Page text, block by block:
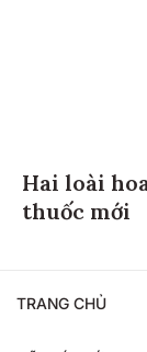
Hai loài
thuốc mới
TRANG CHỦ